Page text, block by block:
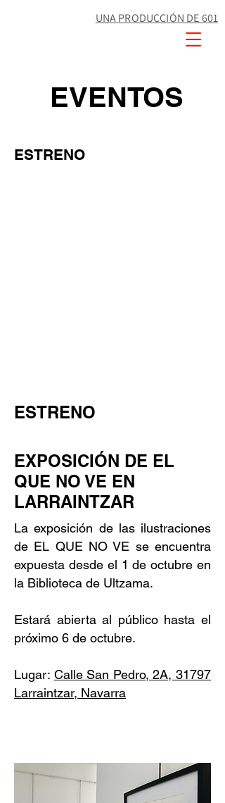
UNA PRODUCCIÓN DE 601
EVENTOS
ESTRENO
ESTRENO
EXPOSICIÓN DE EL
QUE NO VE EN
LARRAINTZAR
La exposición de las ilustraciones
de EL QUE NO VE se encuentra
expuesta desde el 1 de octubre en
la Biblioteca de Ultzama.
Estará abierta al público hasta el
próximo 6 de octubre.
Lugar: Calle San Pedro, 2A, 31797
Larraintzar, Navarra